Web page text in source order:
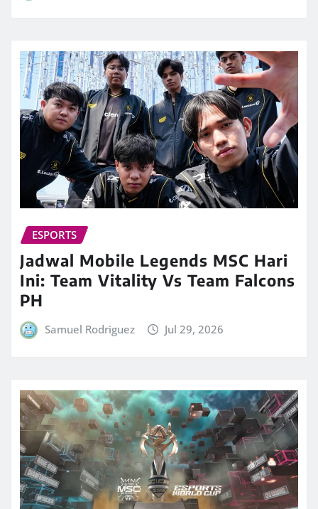
ESPORTS
Jadwal Mobile Legends MSC Hari
Ini: Team Vitality Vs Team Falcons
PH
Samuel Rodriguez Jul 29, 2026